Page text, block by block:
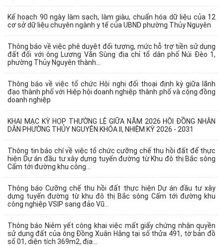
Kế hoạch 90 ngày làm sạch, làm giàu, chuẩn hóa dữ liệu của 12
cơ sở dữ liệu chuyên ngành y tế của UBND phường Thủy Nguyên
Thông báo về việc phê duyệt đối tượng, mức hỗ trợ tiền sử dụng
đất đối với ông Lương Văn Sùng địa chỉ tổ dân phố Núi Đèo 1,
phường Thủy Nguyên thành...
Thông báo về việc tổ chức Hội nghị đối thoại định kỳ giữa lãnh
đạo thành phố với Hiệp hội doanh nghiệp thành phố và cộng đồng
doanh nghiệp
KHAI MẠC KỲ HỌP THƯỜNG LỆ GIỮA NĂM 2026 HỘI ĐỒNG NHÂN
DÂN PHƯỜNG THỦY NGUYÊN KHÓA II, NHIỆM KỲ 2026 - 2031
Thông tin báo chí về việc tổ chức cưỡng chế thu hồi đất để thực
hiện Dự án đầu tư xây dựng tuyến đường từ Khu đô thị Bắc sông
Cấm tới đường khu công...
Thông báo Cưỡng chế thu hồi đất thực hiện Dự án đầu tư xây
dựng tuyến đường từ khu đô thị Bắc sông Cấm tới đường khu
công nghiệp VSIP sang đảo Vũ...
Thông báo Niêm yết công khai việc mất giấy chứng nhận quyền
sử dụng đất của ông Đồng Xuân Hằng tại số thửa 491, tờ bản đồ
số 01, diện tích 369m2, địa...